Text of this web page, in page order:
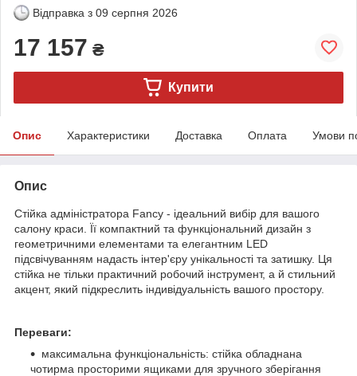
Відправка з 09 серпня 2026
17 157 ₴
Купити
Опис Характеристики Доставка Оплата Умови
Опис
Стійка адміністратора Fancy - ідеальний вибір для вашого
салону краси. Її компактний та функціональний дизайн з
геометричними елементами та елегантним LED
підсвічуванням надасть інтер'єру унікальності та затишку. Ця
стійка не тільки практичний робочий інструмент, а й стильний
акцент, який підкреслить індивідуальність вашого простору.
Переваги:
максимальна функціональність: стійка обладнана
чотирма просторими ящиками для зручного зберігання